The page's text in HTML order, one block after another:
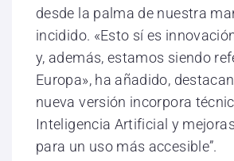
desde la palma de nuestra
incidido. «Esto sí es
y, además, estamos siendo
Europa», ha añadido,
nueva versión incorpora
Inteligencia Artificial y
para un uso más accesible”.